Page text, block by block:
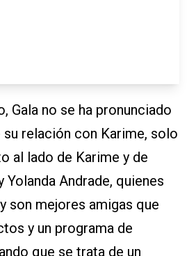
Gala no se ha pronunciado
relación con Karime, solo
al lado de Karime y de
Yolanda Andrade, quienes
son mejores amigas que
y un programa de
que se trata de un